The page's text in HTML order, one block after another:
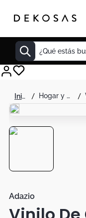
¿Qué estás
hogar y decoración
Adazio
Decoracion
Sillas
Lamparas
Duvet